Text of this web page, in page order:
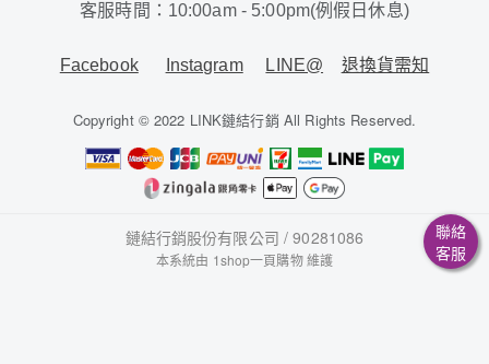
客服時間：10:00am - 5:00pm(例假日休息)
Facebook Instagram LINE@ 退換貨需知
Copyright © 2022 LINK鏈結行銷 All Rights Reserved.
鏈結行銷股份有限公司 / 90281086
本系統由 1shop一頁購物維護
聯絡
客服